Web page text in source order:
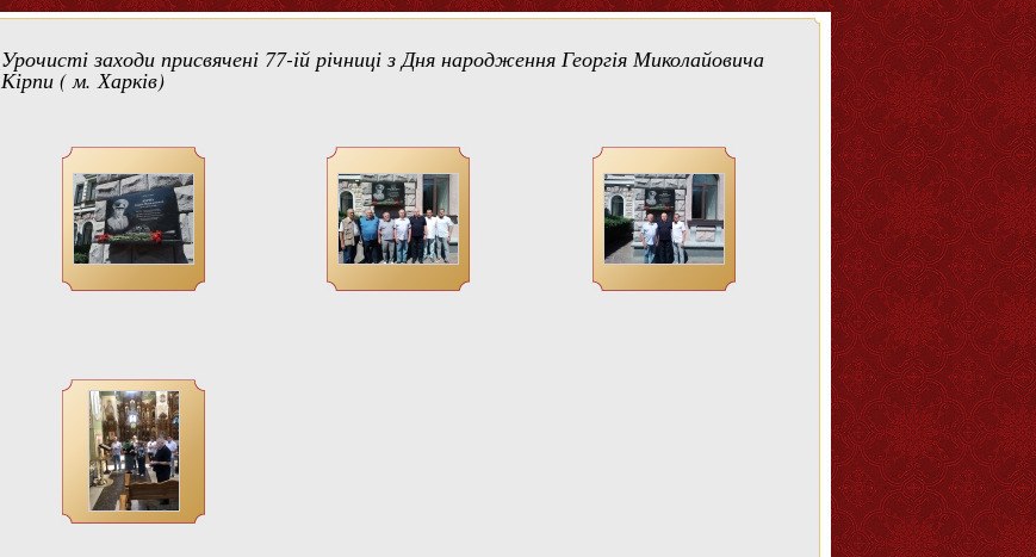
Урочисті заходи присвячені 77-ій річниці з Дня народження Георгія Миколайовича
Кірпи ( м. Харків)